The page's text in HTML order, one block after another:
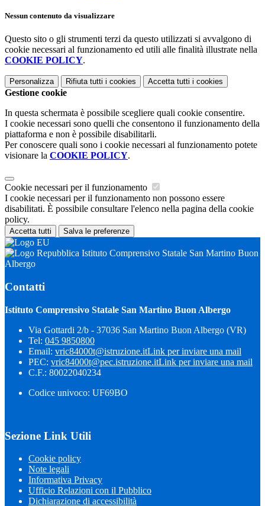
Nessun contenuto da visualizzare
Questo sito o gli strumenti terzi da questo utilizzati si avvalgono di
cookie necessari al funzionamento ed utili alle finalità illustrate nella
COOKIE POLICY.
Personalizza Rifiuta tutti i cookies Accetta tutti i cookies
Gestione cookie
In questa schermata è possibile scegliere quali cookie consentire.
I cookie necessari sono quelli che consentono il funzionamento della
piattaforma e non è possibile disabilitarli.
Per conoscere quali sono i cookie necessari al funzionamento potete
visionare la COOKIE POLICY.
Cookie necessari per il funzionamento
I cookie necessari per il funzionamento non possono essere
disabilitati. È possibile consultare l'elenco nella pagina della cookie
policy.
Accetta tutti Salva le preferenze
Istituto Comprensivo Statale San Martino Buon
Albergo
Contatti
Istituto Comprensivo Statale San Martino Buon Albergo
Via Gottardi 2/b - 37036 San Martino Buon Albergo (VR)
Tel: 045 9850800
Email: vric84000t@istruzione.itLink per inviare una mail
PEC: vric84000t@pec.istruzione.itLink per inviare una mail
C.F.: 80022040234
Codice univoco: UF69BO
Sezione Link Utili
Cookie policy
Note legali
Informativa Privacy
Ufficio Relazioni con il Pubblico
Dichiarazione di accessibilità